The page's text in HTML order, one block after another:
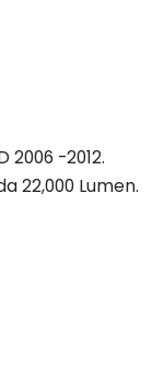
2006 -2012.
22,000 Lumen.